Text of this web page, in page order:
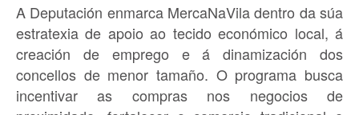
A Deputación enmarca MercaNaVila dentro da súa
estratexia de apoio ao tecido económico local, á
creación de emprego e á dinamización dos
concellos de menor tamaño. O programa busca
incentivar as compras nos negocios de